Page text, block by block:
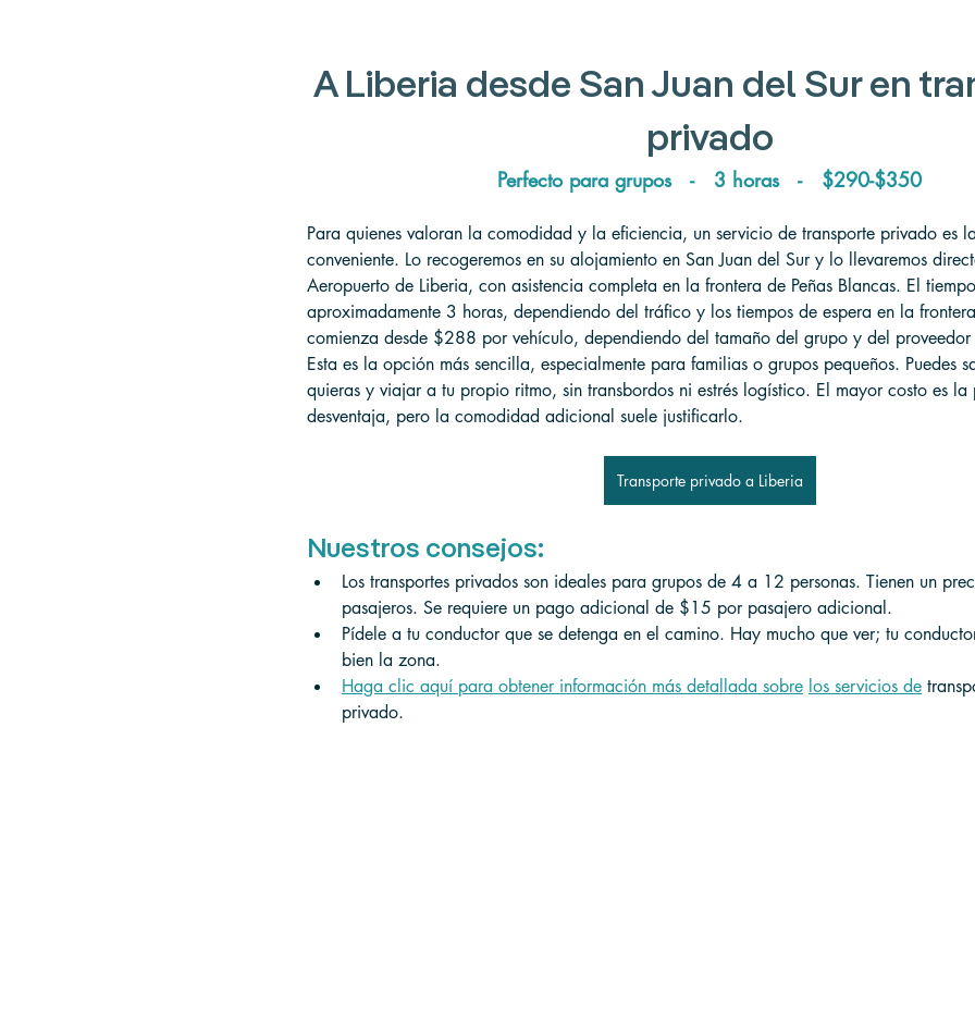
A Liberia desde San Juan del Sur en
privado
Perfecto para grupos   -   3 horas   - $290-$350
Para quienes valoran la comodidad y la eficiencia, un servicio de transporte privado es
conveniente. Lo recogeremos en su alojamiento en San Juan del Sur y lo llevaremos
Aeropuerto de Liberia, con asistencia completa en la frontera de Peñas Blancas. El
aproximadamente 3 horas, dependiendo del tráfico y los tiempos de espera en la
comienza desde $288 por vehículo, dependiendo del tamaño del grupo y del proveedor
Esta es la opción más sencilla, especialmente para familias o grupos pequeños. Puedes
quieras y viajar a tu propio ritmo, sin transbordos ni estrés logístico. El mayor costo es la
desventaja, pero la comodidad adicional suele justificarlo.
Transporte privado a Liberia
Nuestros consejos:
Los transportes privados son ideales para grupos de 4 a 12 personas. Tienen un
pasajeros. Se requiere un pago adicional de $15 por pasajero adicional.
Pídele a tu conductor que se detenga en el camino. Hay mucho que ver; tu
bien la zona.
Haga clic aquí para obtener información más detallada sobre los servicios de
privado.